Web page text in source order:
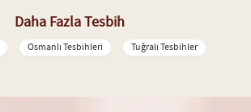
Daha Fazla Tesbih
Osmanlı Tesbihleri
Tuğralı Tesbihler